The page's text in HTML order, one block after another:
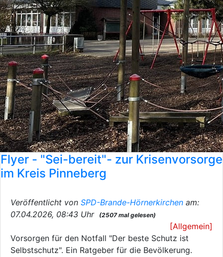
Flyer - "Sei-bereit"- zur Krisenvorsorge
im Kreis Pinneberg
Veröffentlicht von SPD-Brande-Hörnerkirchen am:
07.04.2026, 08:43 Uhr
(2507 mal gelesen)
[Allgemein]
Vorsorgen für den Notfall "Der beste Schutz ist
Selbstschutz". Ein Ratgeber für die Bevölkerung.